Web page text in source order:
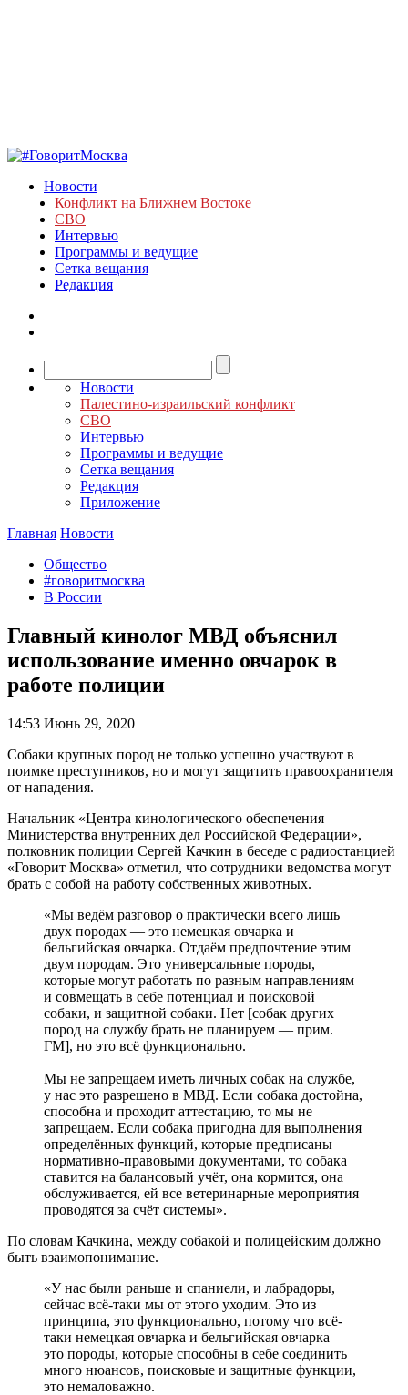
Новости
Конфликт на Ближнем Востоке
СВО
Интервью
Программы и ведущие
Сетка вещания
Редакция
Новости
Палестино-израильский конфликт
СВО
Интервью
Программы и ведущие
Сетка вещания
Редакция
Приложение
Главная Новости
Общество
#говоритмосква
В России
Главный кинолог МВД объяснил
использование именно овчарок в
работе полиции
14:53 Июнь 29, 2020
Собаки крупных пород не только успешно участвуют в
поимке преступников, но и могут защитить правоохранителя
от нападения.
Начальник «Центра кинологического обеспечения
Министерства внутренних дел Российской Федерации»,
полковник полиции Сергей Качкин в беседе с радиостанцией
«Говорит Москва» отметил, что сотрудники ведомства могут
брать с собой на работу собственных животных.
«Мы ведём разговор о практически всего лишь
двух породах — это немецкая овчарка и
бельгийская овчарка. Отдаём предпочтение этим
двум породам. Это универсальные породы,
которые могут работать по разным направлениям
и совмещать в себе потенциал и поисковой
собаки, и защитной собаки. Нет [собак других
пород на службу брать не планируем — прим.
ГМ], но это всё функционально.
Мы не запрещаем иметь личных собак на службе,
у нас это разрешено в МВД. Если собака достойна,
способна и проходит аттестацию, то мы не
запрещаем. Если собака пригодна для выполнения
определённых функций, которые предписаны
нормативно-правовыми документами, то собака
ставится на балансовый учёт, она кормится, она
обслуживается, ей все ветеринарные мероприятия
проводятся за счёт системы».
По словам Качкина, между собакой и полицейским должно
быть взаимопонимание.
«У нас были раньше и спаниели, и лабрадоры,
сейчас всё-таки мы от этого уходим. Это из
принципа, это функционально, потому что всё-
таки немецкая овчарка и бельгийская овчарка —
это породы, которые способны в себе соединить
много нюансов, поисковые и защитные функции,
это немаловажно.